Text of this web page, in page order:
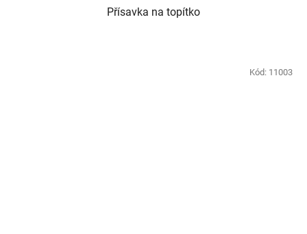
Přísavka na topítko
Kód: 11003